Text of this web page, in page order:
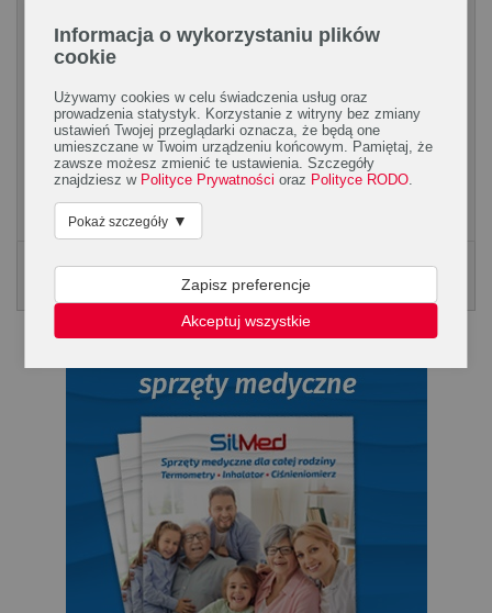
Apteczka na wyjazd zimowy
Aktywność sportowa zimową porą wiąże się z wielką
przyjemnością, ale i ze zwiększonym ryzykiem wystąpienia
urazów oraz wychłodzenia organizmu w wyniku...
Poradnik Silmed
KLIKNIJ, ABY POBRAĆ PORADNK
Informacja o wykorzystaniu plików
cookie
Używamy cookies w celu świadczenia usług oraz
prowadzenia statystyk. Korzystanie z witryny bez zmiany
ustawień Twojej przeglądarki oznacza, że będą one
umieszczane w Twoim urządzeniu końcowym. Pamiętaj, że
zawsze możesz zmienić te ustawienia. Szczegóły
znajdziesz w Polityce Prywatności oraz Polityce RODO.
Pokaż szczegóły ▼
Zapisz preferencje
Akceptuj wszystkie